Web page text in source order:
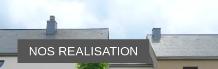
NOS REALISATION